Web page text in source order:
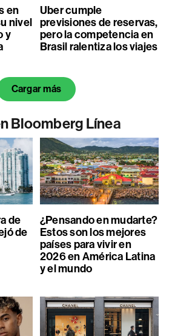
en
nivel
y
Uber cumple
previsiones de reservas,
pero la competencia en
Brasil ralentiza los viajes
Cargar más
Bloomberg Línea
de
de
¿Pensando en mudarte?
Estos son los mejores
países para vivir en
2026 en América Latina
y el mundo